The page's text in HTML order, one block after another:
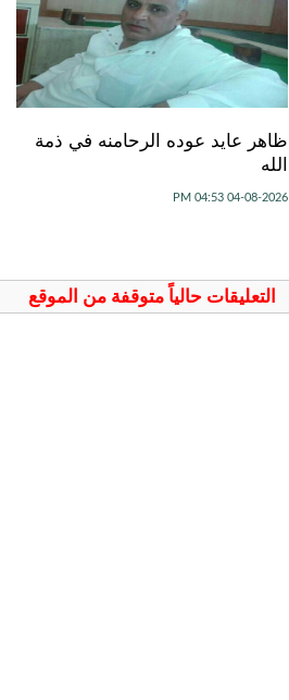
ظاهر عايد عوده الرحامنه في ذمة
الله
04-08-2026 04:53 PM
التعليقات حالياً متوقفة من الموقع